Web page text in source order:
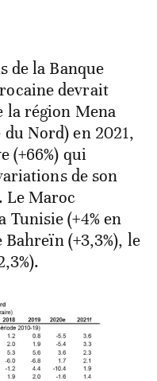
de la Banque
devrait
la région Mena
Nord) en 2021,
(+66%) qui
de son
Le Maroc
(+4% en
Bahreïn (+3,3%), le